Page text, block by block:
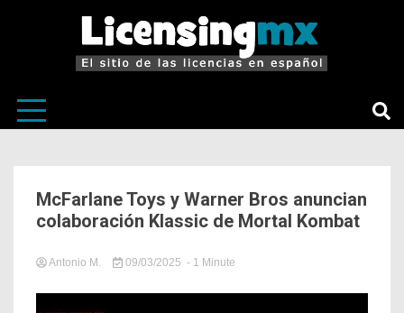
McFarlane Toys y Warner Bros anuncian
colaboración Klassic de Mortal Kombat
Antonio M.
09/03/2025
Noticias
- 1 Minute